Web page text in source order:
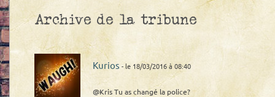
Archive de la tribune
Kurios - le 18/03/2016 à 08:40
@Kris Tu as changé la police?